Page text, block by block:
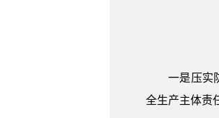
一是压实防
全生产主体责